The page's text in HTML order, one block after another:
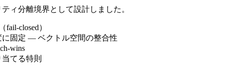
ィ分離境界として設計しました。
closed）
固定 — ベクトル空間の整合性
wins
てる特則